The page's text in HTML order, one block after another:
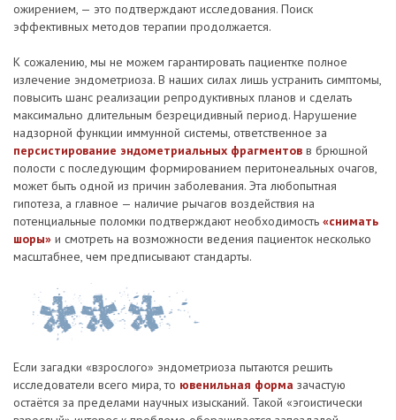
ожирением, — это подтверждают исследования. Поиск
эффективных методов терапии продолжается.
К сожалению, мы не можем гарантировать пациентке полное
излечение эндометриоза. В наших силах лишь устранить симптомы,
повысить шанс реализации репродуктивных планов и сделать
максимально длительным безрецидивный период. Нарушение
надзорной функции иммунной системы, ответственное за
персистирование эндометриальных фрагментов в брюшной
полости с последующим формированием перитонеальных очагов,
может быть одной из причин заболевания. Эта любопытная
гипотеза, а главное — наличие рычагов воздействия на
потенциальные поломки подтверждают необходимость «снимать
шоры» и смотреть на возможности ведения пациенток несколько
масштабнее, чем предписывают стандарты.
Если загадки «взрослого» эндометриоза пытаются решить
исследователи всего мира, то ювенильная форма зачастую
остаётся за пределами научных изысканий. Такой «эгоистически